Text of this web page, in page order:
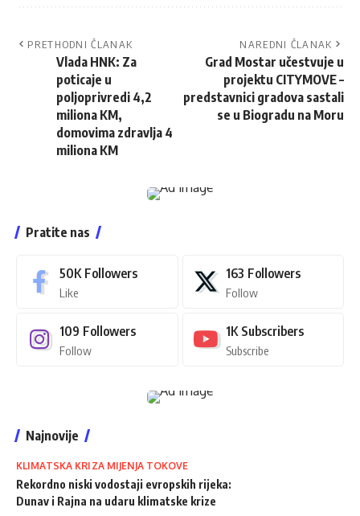
PRETHODNI ČLANAK
Vlada HNK: Za
poticaje u
poljoprivredi 4,2
miliona KM,
domovima zdravlja 4
miliona KM
NAREDNI ČLANAK
Grad Mostar učestvuje u
projektu CITYMOVE –
predstavnici gradova sastali
se u Biogradu na Moru
Pratite nas
50K Followers
Like
163 Followers
Follow
109 Followers
Follow
1K Subscribers
Subscribe
Najnovije
KLIMATSKA KRIZA MIJENJA TOKOVE
Rekordno niski vodostaji evropskih rijeka:
Dunav i Rajna na udaru klimatske krize